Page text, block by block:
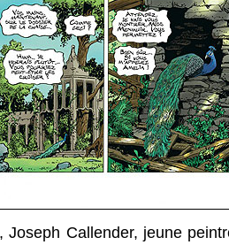
Joseph Callender, jeune